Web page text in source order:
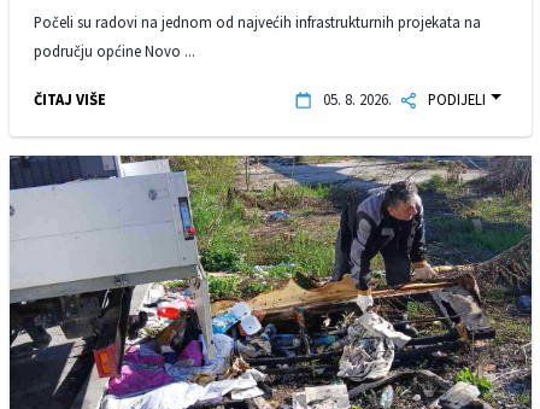
Počeli su radovi na jednom od najvećih infrastrukturnih projekata na
području općine Novo ...
ČITAJ VIŠE 05. 8. 2026. PODIJELI